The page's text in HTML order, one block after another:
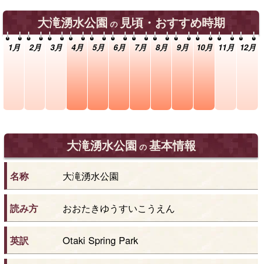
大滝湧水公園 の 見頃・おすすめ時期
1月 2月 3月 4月 5月 6月 7月 8月 9月 10月 11月 12月
大滝湧水公園 の 基本情報
名称 大滝湧水公園
読み方 おおたきゆうすいこうえん
英訳 Otaki Spring Park